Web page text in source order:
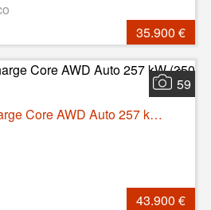
35.900 €
59
Volvo XC60 T6 Recharge Core AWD Auto 257 kW (350 CV)
43.900 €